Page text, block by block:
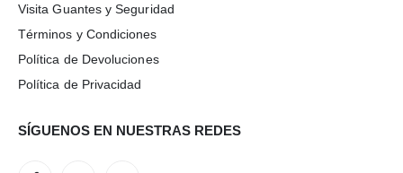
Visita Guantes y Seguridad
Términos y Condiciones
Política de Devoluciones
Política de Privacidad
SÍGUENOS EN NUESTRAS REDES